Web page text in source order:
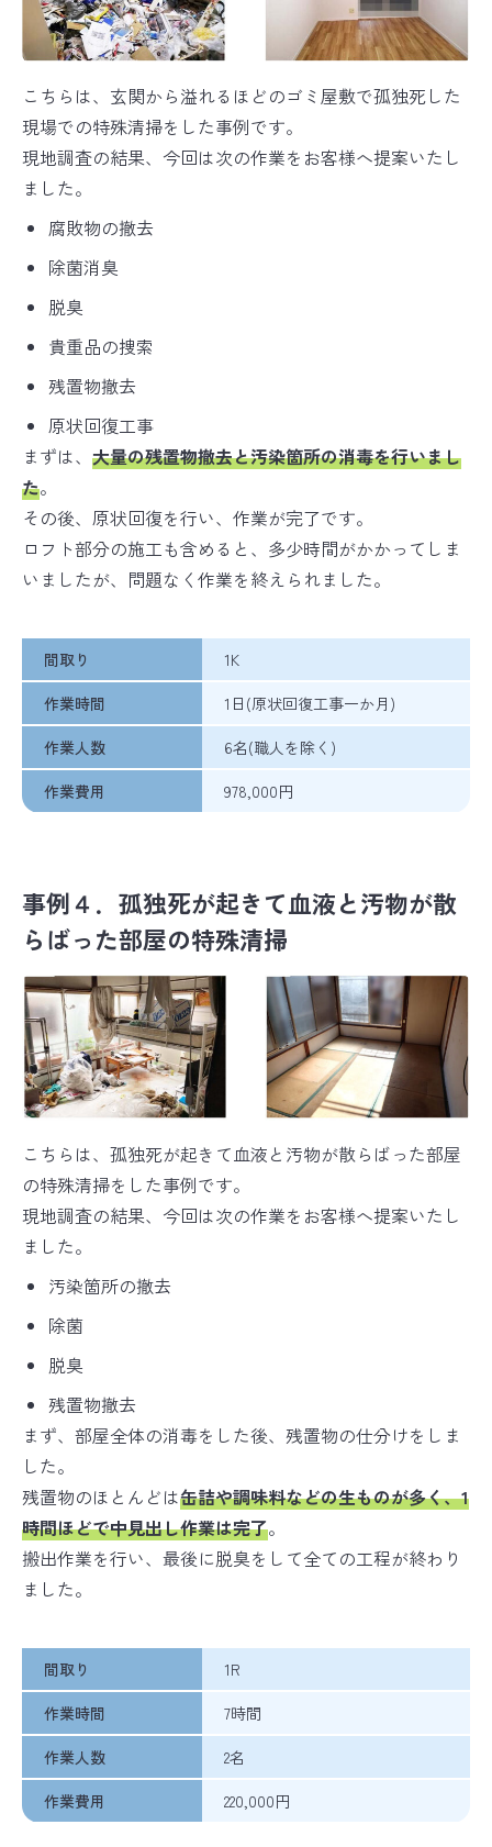
こちらは、玄関から溢れるほどのゴミ屋敷で孤独死した
現場での特殊清掃をした事例です。
現地調査の結果、今回は次の作業をお客様へ提案いたし
ました。
腐敗物の撤去
除菌消臭
脱臭
貴重品の捜索
残置物撤去
原状回復工事
まずは、 大量の残置物撤去と汚染箇所の消毒を行いまし
た。
その後、原状回復を行い、作業が完了です。
ロフト部分の施工も含めると、多少時間がかかってしま
いましたが、問題なく作業を終えられました。
間取り
1K
作業時間
1日(原状回復工事一か月)
作業人数
6名(職人を除く)
作業費用
978,000円
事例４．孤独死が起きて血液と汚物が散
らばった部屋の特殊清掃
こちらは、孤独死が起きて血液と汚物が散らばった部屋
の特殊清掃をした事例です。
現地調査の結果、今回は次の作業をお客様へ提案いたし
ました。
汚染箇所の撤去
除菌
脱臭
残置物撤去
まず、部屋全体の消毒をした後、残置物の仕分けをしま
した。
残置物のほとんどは缶詰や調味料などの生ものが多く、1
時間ほどで中見出し作業は完了。
搬出作業を行い、最後に脱臭をして全ての工程が終わり
ました。
間取り
1R
作業時間
7時間
作業人数
2名
作業費用
220,000円